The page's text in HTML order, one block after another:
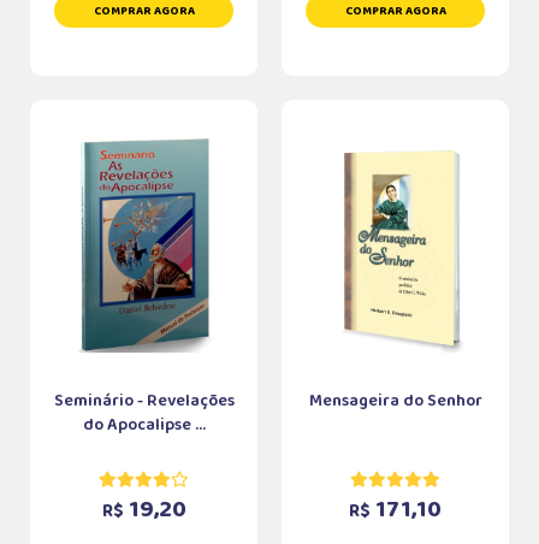
COMPRAR AGORA COMPRAR AGORA
Seminário - Revelações
do Apocalipse ...
R$ 19,20
Mensageira do Senhor
R$ 171,10